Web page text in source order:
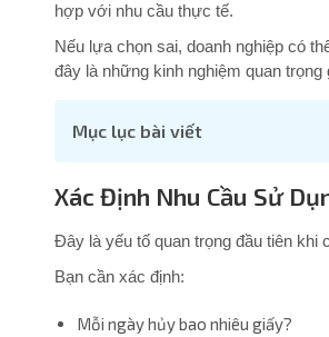
hợp với nhu cầu thực tế.
Nếu lựa chọn sai, doanh nghiệp có
đây là những kinh nghiệm quan
Mục lục bài viết
Xác Định Nhu Cầu Sử
Đây là yếu tố quan trọng đầu tiên khi
Bạn cần xác định:
Mỗi ngày hủy bao nhiêu giấy?